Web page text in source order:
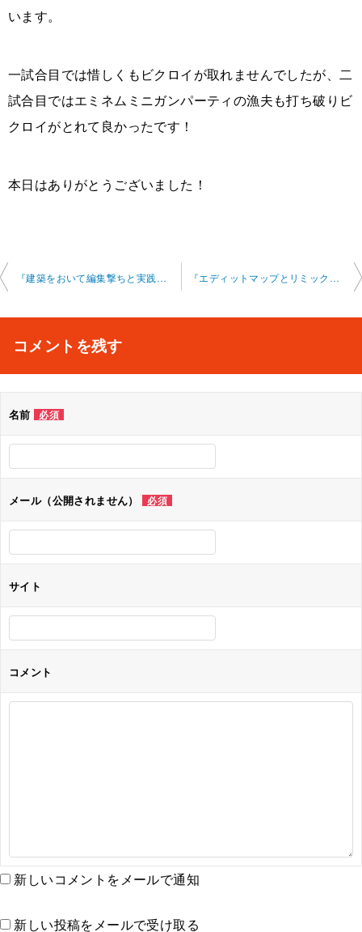
います。
一試合目では惜しくもビクロイが取れませんでしたが、二
試合目ではエミネムミニガンパーティの漁夫も打ち破りビ
クロイがとれて良かったです！
本日はありがとうございました！
投
ビ
シ
『建築をおいて編集撃ちと実践的な練習について』フォートナイトオンラインレッ スン 2024-11-17-0010-0024 『エディットマップとリミックスのバトルロイヤル』フォートナイトオンラインレ ッスン 2024-11-19-0010-0029
コメントを残す
名前 必須
メール（公開されません） 必須
サイト
コメント
新しいコメントをメールで通知
新しい投稿をメールで受け取る